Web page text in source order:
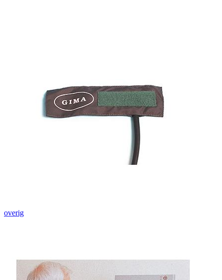
overig